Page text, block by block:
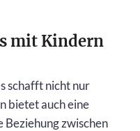
mit Kindern
schafft nicht nur
bietet auch eine
zwischen